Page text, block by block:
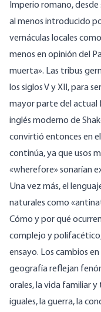
Imperio romano,
al menos introducido
vernáculas locales
menos en opinión del
muerta». Las tribus
los siglos V y XII, para
mayor parte del actual
inglés moderno de
convirtió entonces en
continúa, ya que usos
«wherefore» sonarían
Una vez más, el
naturales como
Cómo y por qué
complejo y
ensayo. Los cambios
geografía reflejan
orales, la vida familiar
iguales, la guerra, la